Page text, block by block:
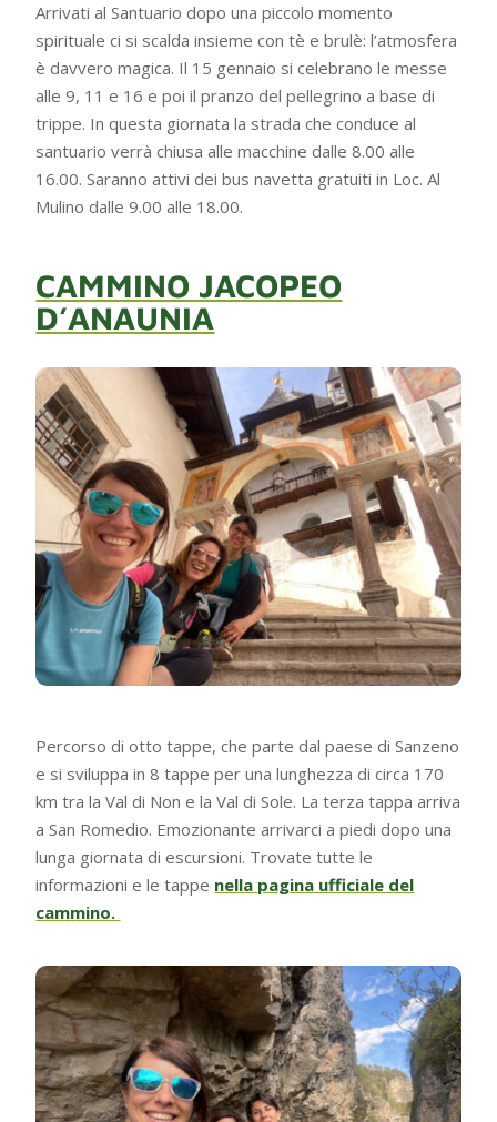
Arrivati al Santuario dopo una piccolo momento
spirituale ci si scalda insieme con tè e brulè: l’atmosfera
è davvero magica. Il 15 gennaio si celebrano le messe
alle 9, 11 e 16 e poi il pranzo del pellegrino a base di
trippe. In questa giornata la strada che conduce al
santuario verrà chiusa alle macchine dalle 8.00 alle
16.00. Saranno attivi dei bus navetta gratuiti in Loc. Al
Mulino dalle 9.00 alle 18.00.
CAMMINO JACOPEO
D’ANAUNIA
Percorso di otto tappe, che parte dal paese di Sanzeno
e si sviluppa in 8 tappe per una lunghezza di circa 170
km tra la Val di Non e la Val di Sole. La terza tappa arriva
a San Romedio. Emozionante arrivarci a piedi dopo una
lunga giornata di escursioni. Trovate tutte le
informazioni e le tappe nella pagina ufficiale del
cammino.